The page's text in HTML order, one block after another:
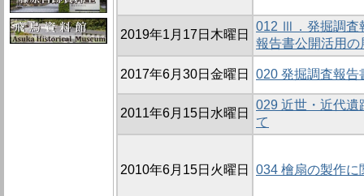
2019年1月17日木曜日
012 Ⅲ．発掘調査
報告書公開活用の
2017年6月30日金曜日 020 発掘調査報告
2011年6月15日水曜日
029 近世・近代遺
て
2010年6月15日火曜日 034 檜扇の製作に